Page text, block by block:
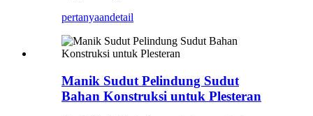
pertanyaandetail
Manik Sudut Pelindung Sudut
Bahan Konstruksi untuk Plesteran